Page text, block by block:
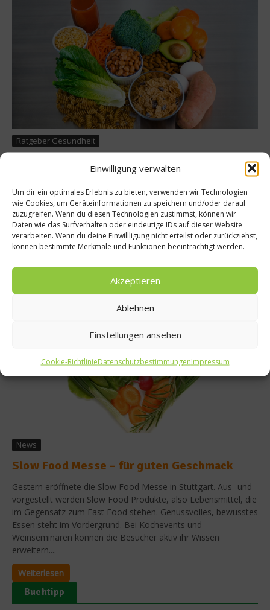
Einwilligung verwalten
Um dir ein optimales Erlebnis zu bieten, verwenden wir Technologien
wie Cookies, um Geräteinformationen zu speichern und/oder darauf
zuzugreifen. Wenn du diesen Technologien zustimmst, können wir
Daten wie das Surfverhalten oder eindeutige IDs auf dieser Website
verarbeiten. Wenn du deine Einwillligung nicht erteilst oder zurückziehst,
können bestimmte Merkmale und Funktionen beeinträchtigt werden.
Akzeptieren
Ablehnen
Einstellungen ansehen
Cookie-RichtlinieDatenschutzbestimmungenImpressum
Ratgeber Gesundheit
Functional Food und Co.
Seit McDonalds, Burger King und anderen Fast Food-Ketten
wissen die meisten, was Fast Food bedeutet. Neuere Trends
wie Brain Food, Functional Food und Design Food haben zwar
schillernde Namen, aber was verbirgt sich dahinter? Hier gibt
es Erklärungen:...
News
Slow Food Messe – für guten Geschmack
Gestern eröffnete die Slow Food Messe in Stuttgart. Aus- und
vorgestellt werden Slow Food Produkte, also Lebensmittel, die
im Gegensatz zum Fast Food stehen. Genussvolles, bewusstes
Essen steht im Vordergrund. Bei Kochevents und
Weinseminaren können die Besucher aktiv ihr Wissen
erweitern....
Weiterlesen
Buchtipp